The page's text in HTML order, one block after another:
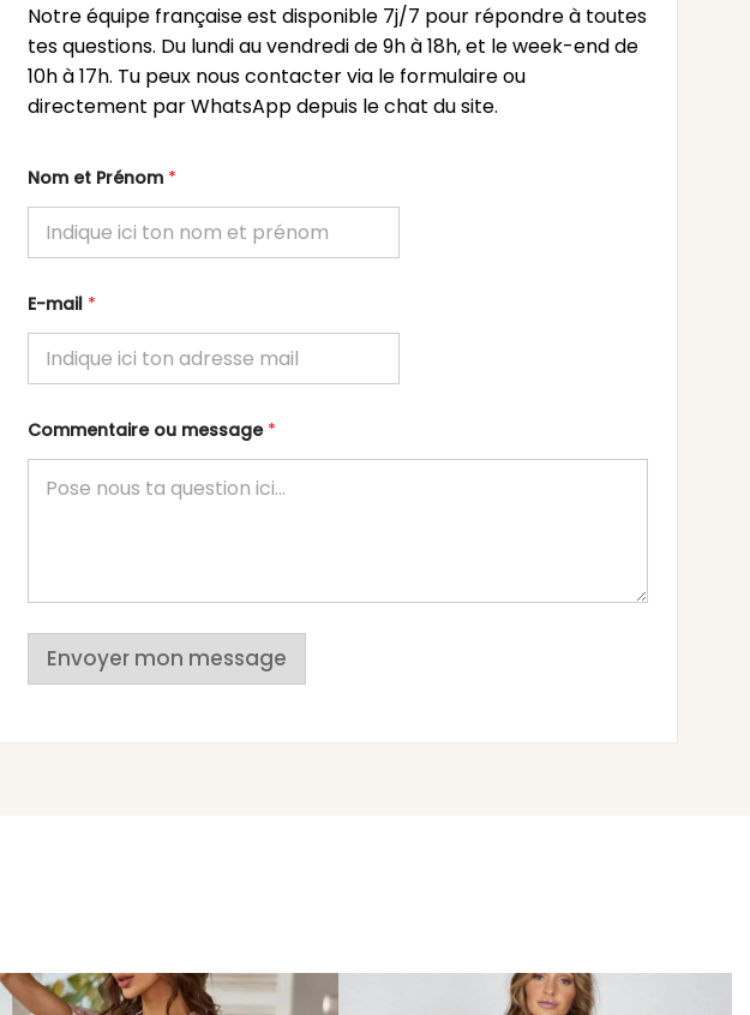
Notre équipe française est disponible 7j/7 pour répondre à toutes
tes questions. Du lundi au vendredi de 9h à 18h, et le week-end de
10h à 17h. Tu peux nous contacter via le formulaire ou
directement par WhatsApp depuis le chat du site.
Nom et Prénom *
E-mail *
Commentaire ou message *
Envoyer mon message